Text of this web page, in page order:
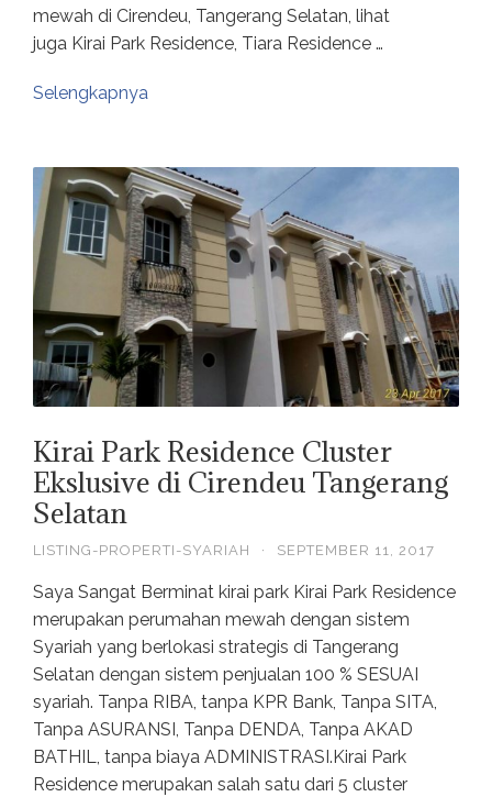
mewah di Cirendeu, Tangerang Selatan, lihat
juga Kirai Park Residence, Tiara Residence …
Selengkapnya
Kirai Park Residence Cluster
Ekslusive di Cirendeu Tangerang
Selatan
LISTING-PROPERTI-SYARIAH · SEPTEMBER 11, 2017
Saya Sangat Berminat kirai park Kirai Park Residence
merupakan perumahan mewah dengan sistem
Syariah yang berlokasi strategis di Tangerang
Selatan dengan sistem penjualan 100 % SESUAI
syariah. Tanpa RIBA, tanpa KPR Bank, Tanpa SITA,
Tanpa ASURANSI, Tanpa DENDA, Tanpa AKAD
BATHIL, tanpa biaya ADMINISTRASI.Kirai Park
Residence merupakan salah satu dari 5 cluster